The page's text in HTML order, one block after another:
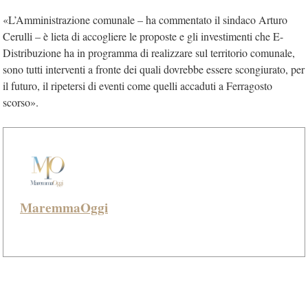
«L’Amministrazione comunale – ha commentato il sindaco Arturo
Cerulli – è lieta di accogliere le proposte e gli investimenti che E-
Distribuzione ha in programma di realizzare sul territorio comunale,
sono tutti interventi a fronte dei quali dovrebbe essere scongiurato, per
il futuro, il ripetersi di eventi come quelli accaduti a Ferragosto
scorso».
MaremmaOggi